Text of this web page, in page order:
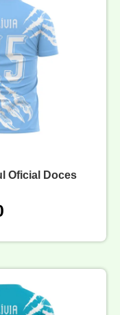
Oficial Doces